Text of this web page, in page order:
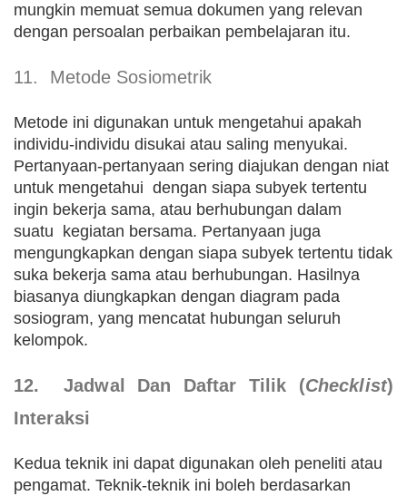
mungkin memuat semua dokumen yang relevan
dengan persoalan perbaikan pembelajaran itu.
11. Metode Sosiometrik
Metode ini digunakan untuk mengetahui apakah
individu-individu disukai atau saling menyukai.
Pertanyaan-pertanyaan sering diajukan dengan niat
untuk mengetahui dengan siapa subyek tertentu
ingin bekerja sama, atau berhubungan dalam
suatu kegiatan bersama. Pertanyaan juga
mengungkapkan dengan siapa subyek tertentu tidak
suka bekerja sama atau berhubungan. Hasilnya
biasanya diungkapkan dengan diagram pada
sosiogram, yang mencatat hubungan seluruh
kelompok.
12. Jadwal Dan Daftar Tilik (Checklist)
Interaksi
Kedua teknik ini dapat digunakan oleh peneliti atau
pengamat. Teknik-teknik ini boleh berdasarkan